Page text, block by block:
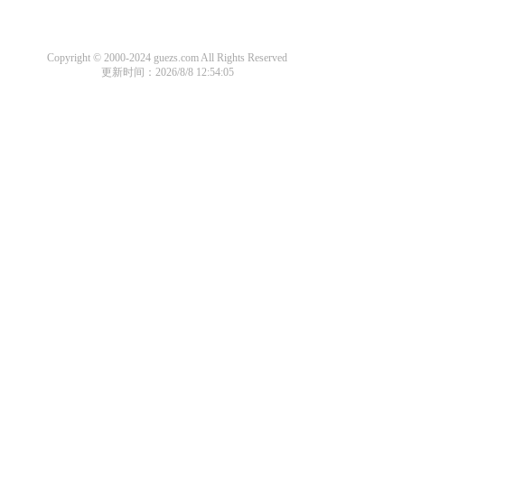
Copyright © 2000-2024 guezs.com All Rights Reserved
更新时间：2026/8/8 12:54:05